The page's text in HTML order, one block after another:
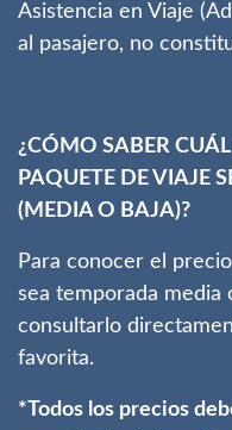
Asistencia en Viaje
al pasajero, no
¿CÓMO SABER
PAQUETE DE VIAJE
(MEDIA O BAJA)?
Para conocer el
sea temporada media
consultarlo
favorita.
*Todos los precios